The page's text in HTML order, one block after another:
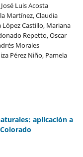
Luis Acosta
Martínez, Claudia
Castillo, Mariana
Repetto, Oscar
Morales
Pérez Niño, Pamela
aplicación a